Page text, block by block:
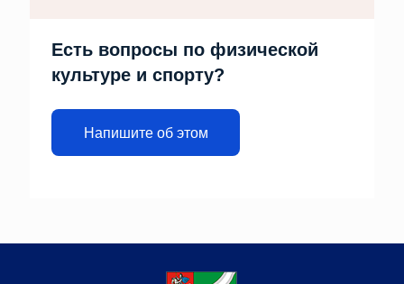
Есть вопросы по физической
культуре и спорту?
Напишите об этом